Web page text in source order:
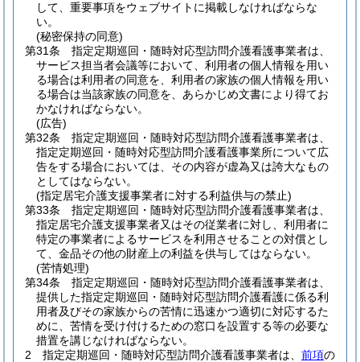
して、重要事項をウェブサイトに掲載しなければならな
い。
(秘密保持の同意)
第31条
指定定期巡回・随時対応型訪問介護看護事業者は、
サービス担当者会議等において、利用者の個人情報を用い
る場合は利用者の同意を、利用者の家族の個人情報を用い
る場合は当該家族の同意を、あらかじめ文書により得てお
かなければならない。
(広告)
第32条
指定定期巡回・随時対応型訪問介護看護事業者は、
指定定期巡回・随時対応型訪問介護看護事業所について広
告をする場合においては、その内容が虚為又は誇大なもの
としてはならない。
(指定居宅介護支援事業者に対する利益供与の禁止)
第33条
指定定期巡回・随時対応型訪問介護看護事業者は、
指定居宅介護支援事業者又はその従業者に対し、利用者に
特定の事業者によるサービスを利用させることの対償とし
て、金品その他の財産上の利益を供与してはならない。
(苦情処理)
第34条
指定定期巡回・随時対応型訪問介護看護事業者は、
提供した指定定期巡回・随時対応型訪問介護看護に係る利
用者及びその家族からの苦情に迅速かつ適切に対応するた
めに、苦情を受け付けるための窓口を設置する等の必要な
措置を講じなければならない。
2
指定定期巡回・随時対応型訪問介護看護事業者は、 前項の